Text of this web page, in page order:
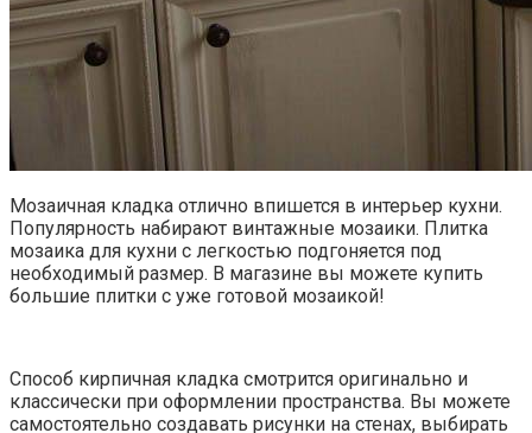
Мозаичная кладка отлично впишется в интерьер кухни.
Популярность набирают винтажные мозаики. Плитка
мозаика для кухни с легкостью подгоняется под
необходимый размер. В магазине вы можете купить
большие плитки с уже готовой мозаикой!
Способ кирпичная кладка смотрится оригинально и
классически при оформлении пространства. Вы можете
самостоятельно создавать рисунки на стенах, выбирать